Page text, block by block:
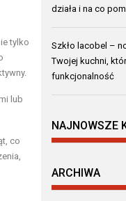
tylko
lub
co
działa i na co
Szkło lacobel –
Twojej kuchni,
funkcjonalność
NAJNOWSZE
ARCHIWA